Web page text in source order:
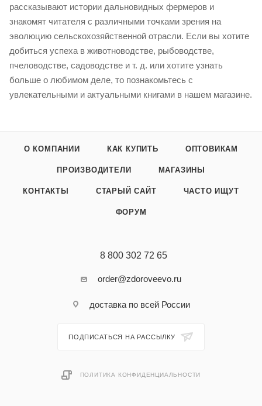
рассказывают истории дальновидных фермеров и
знакомят читателя с различными точками зрения на
эволюцию сельскохозяйственной отрасли. Если вы хотите
добиться успеха в животноводстве, рыбоводстве,
пчеловодстве, садоводстве и т. д. или хотите узнать
больше о любимом деле, то познакомьтесь с
увлекательными и актуальными книгами в нашем магазине.
О КОМПАНИИ КАК КУПИТЬ ОПТОВИКАМ
ПРОИЗВОДИТЕЛИ МАГАЗИНЫ
КОНТАКТЫ СТАРЫЙ САЙТ ЧАСТО ИЩУТ
ФОРУМ
8 800 302 72 65
order@zdoroveevo.ru
доставка по всей России
ПОДПИСАТЬСЯ НА РАССЫЛКУ
ПОЛИТИКА КОНФИДЕНЦИАЛЬНОСТИ